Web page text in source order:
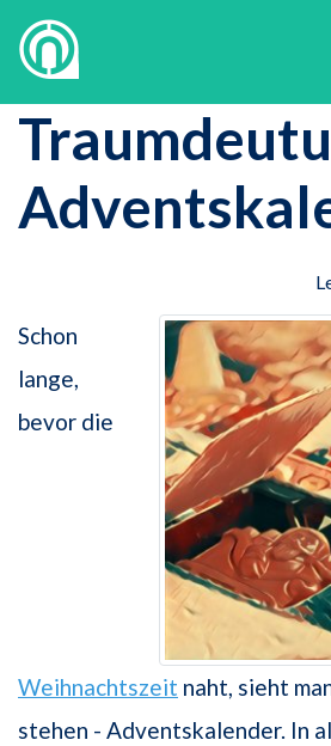
Schon
lange,
bevor die
Weihnachtszeit naht, sieht
stehen - Adventskalender. In